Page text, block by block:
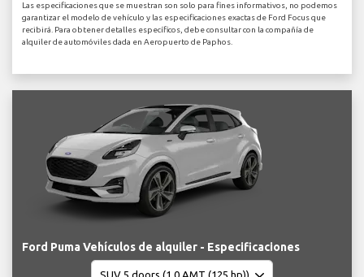
Las especificaciones que se muestran son solo para fines informativos, no podemos
garantizar el modelo de vehículo y las especificaciones exactas de Ford Focus que
recibirá. Para obtener detalles específicos, debe consultar con la compañía de
alquiler de automóviles dada en Aeropuerto de Paphos.
Ford Puma Vehículos de alquiler - Especificaciones